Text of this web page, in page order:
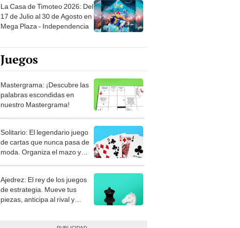
La Casa de Timoteo 2026: Del
17 de Julio al 30 de Agosto en
Mega Plaza - Independencia
Juegos
Mastergrama: ¡Descubre las
palabras escondidas en
nuestro Mastergrama!
Solitario: El legendario juego
de cartas que nunca pasa de
moda. Organiza el mazo y
Ajedrez: El rey de los juegos
de estrategia. Mueve tus
piezas, anticipa al rival y